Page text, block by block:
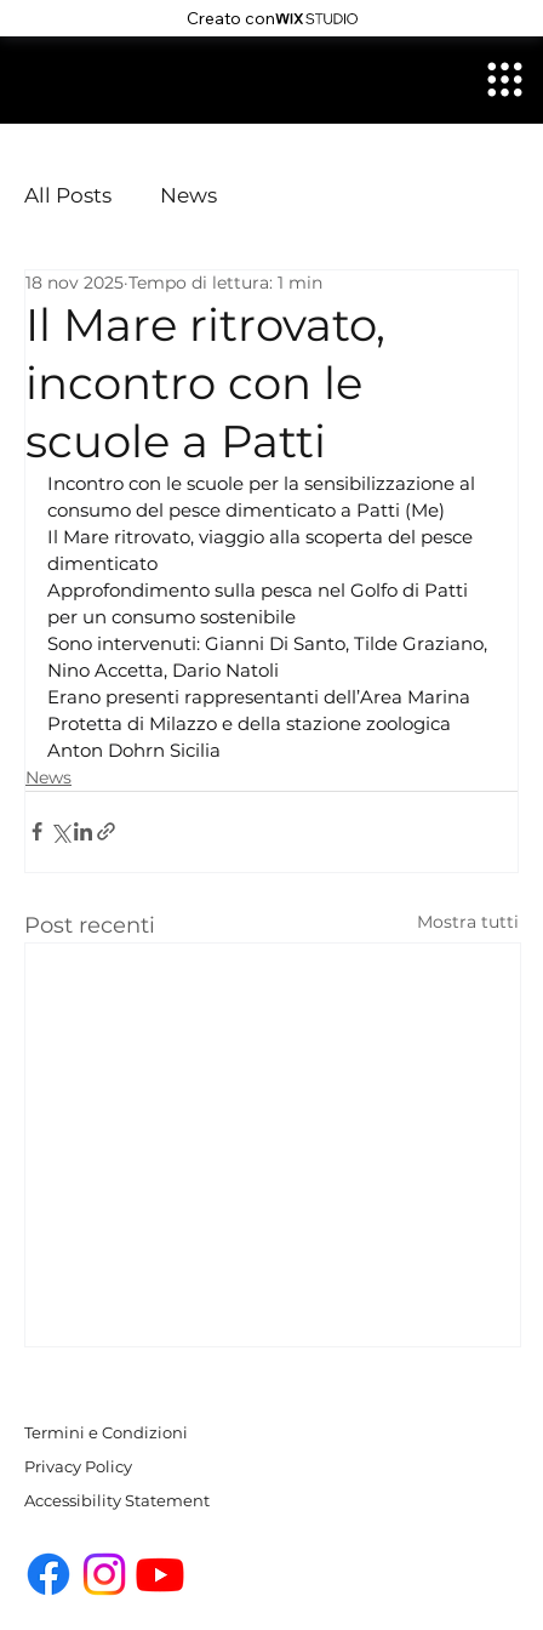
Creato con
All Posts News
Il Mare ritrovato,
incontro con le
scuole a Patti
18 nov 2025 Tempo di lettura: 1 min
Incontro con le scuole per la sensibilizzazione al
consumo del pesce dimenticato a Patti (Me)
Il Mare ritrovato, viaggio alla scoperta del pesce
dimenticato
Approfondimento sulla pesca nel Golfo di Patti
per un consumo sostenibile
Sono intervenuti: Gianni Di Santo, Tilde Graziano,
Nino Accetta, Dario Natoli
Erano presenti rappresentanti dell’Area Marina
Protetta di Milazzo e della stazione zoologica
Anton Dohrn Sicilia
News
Post recenti Mostra tutti
Termini e Condizioni
Privacy Policy
Accessibility Statement